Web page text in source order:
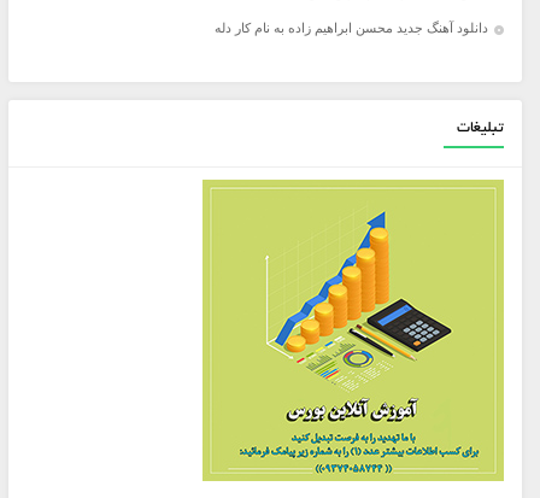
دانلود آهنگ جدید محسن ابراهیم زاده به نام کار دله
تبلیغات